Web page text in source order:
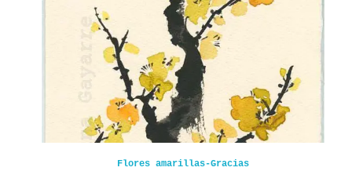
Flores amarillas-Gracias